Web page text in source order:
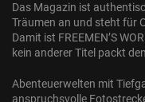
Das Magazin ist
Träumen an und steht für
Damit ist FREEMEN’S
kein anderer Titel packt
Abenteuerwelten mit
anspruchsvolle